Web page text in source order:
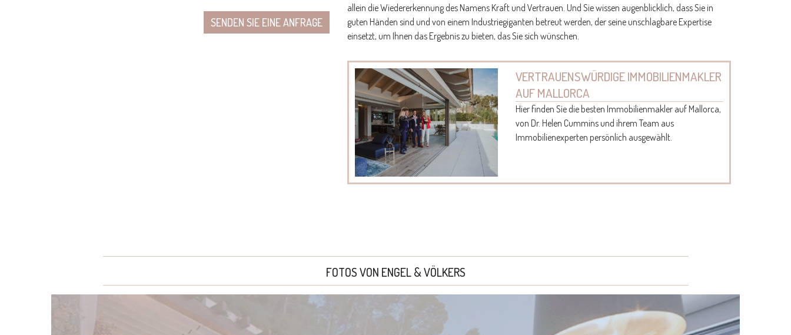
SENDEN SIE EINE ANFRAGE
allein die Wiedererkennung des Namens Kraft und Vertrauen. Und Sie wissen augenblicklich, dass Sie in
guten Händen sind und von einem Industriegiganten betreut werden, der seine unschlagbare Expertise
einsetzt, um Ihnen das Ergebnis zu bieten, das Sie sich wünschen.
VERTRAUENSWÜRDIGE IMMOBILIENMAKLER
AUF MALLORCA
Hier finden Sie die besten Immobilienmakler auf Mallorca,
von Dr. Helen Cummins und ihrem Team aus
Immobilienexperten persönlich ausgewählt.
FOTOS VON ENGEL & VÖLKERS